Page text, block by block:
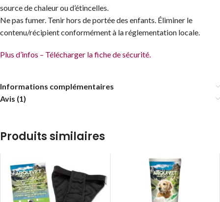
source de chaleur ou d’étincelles.
Ne pas fumer. Tenir hors de portée des enfants. Éliminer le
contenu/récipient conformément à la réglementation locale.
Plus d’infos – Télécharger la fiche de sécurité.
Informations complémentaires
Avis (1)
Produits similaires